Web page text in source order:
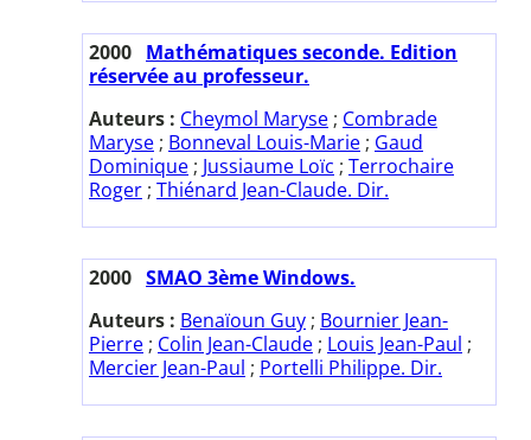
2000 Mathématiques seconde. Edition
réservée au professeur.
Auteurs : Cheymol Maryse ; Combrade
Maryse ; Bonneval Louis-Marie ; Gaud
Dominique ; Jussiaume Loïc ; Terrochaire
Roger ; Thiénard Jean-Claude. Dir.
2000 SMAO 3ème Windows.
Auteurs : Benaïoun Guy ; Bournier Jean-
Pierre ; Colin Jean-Claude ; Louis Jean-Paul ;
Mercier Jean-Paul ; Portelli Philippe. Dir.